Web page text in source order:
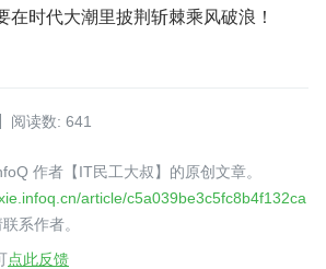
在时代大潮里披荆斩棘乘风破浪！
阅读数: 641
作者【IT民工大叔】的原创文章。
article/c5a039be3c5fc8b4f132ca
系作者。
点此反馈